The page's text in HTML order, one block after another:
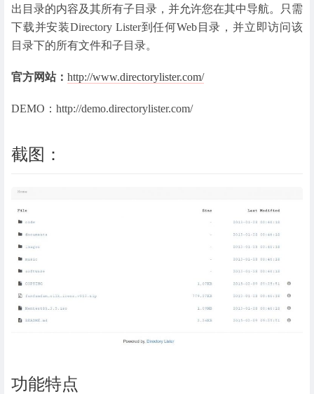
出目录的内容及其所有子目录，并允许您在其中导航。只需
下载并安装Directory Lister到任何Web目录，并立即访问该
目录下的所有文件和子目录。
官方网站： http://www.directorylister.com/
DEMO：http://demo.directorylister.com/
截图：
功能特点